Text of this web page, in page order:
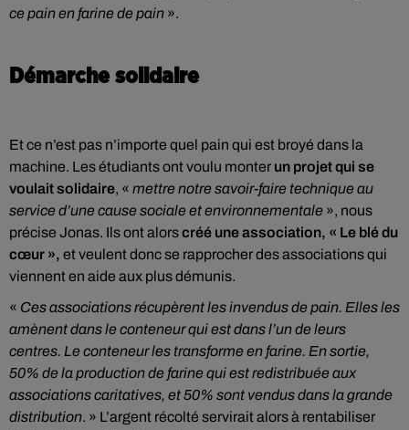
ce pain en farine de pain ».
Démarche solidaire
Et ce n’est pas n’importe quel pain qui est broyé dans la
machine. Les étudiants ont voulu monter un projet qui se
voulait solidaire, « mettre notre savoir-faire technique au
service d’une cause sociale et environnementale », nous
précise Jonas. Ils ont alorscréé une association, « Le blé du
cœur », et veulent donc se rapprocher des associations qui
viennent en aide aux plus démunis.
« Ces associations récupèrent les invendus de pain. Elles les
amènent dans le conteneur qui est dans l’un de leurs
centres. Le conteneur les transforme en farine. En sortie,
50% de la production de farine qui est redistribuée aux
associations caritatives, et 50% sont vendus dans la grande
distribution. » L’argent récolté servirait alors à rentabiliser